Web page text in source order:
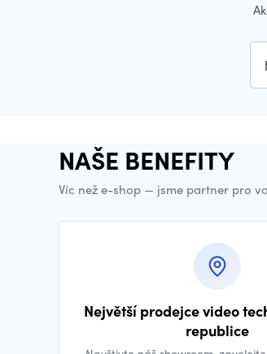
NAŠE BENEFITY
Víc než e-shop — jsme partner pro
Největší prodejce video
republice